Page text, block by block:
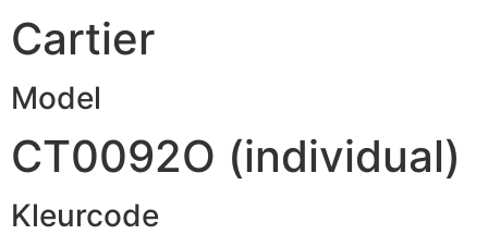
Cartier
Model
CT0092O (individual)
Kleurcode